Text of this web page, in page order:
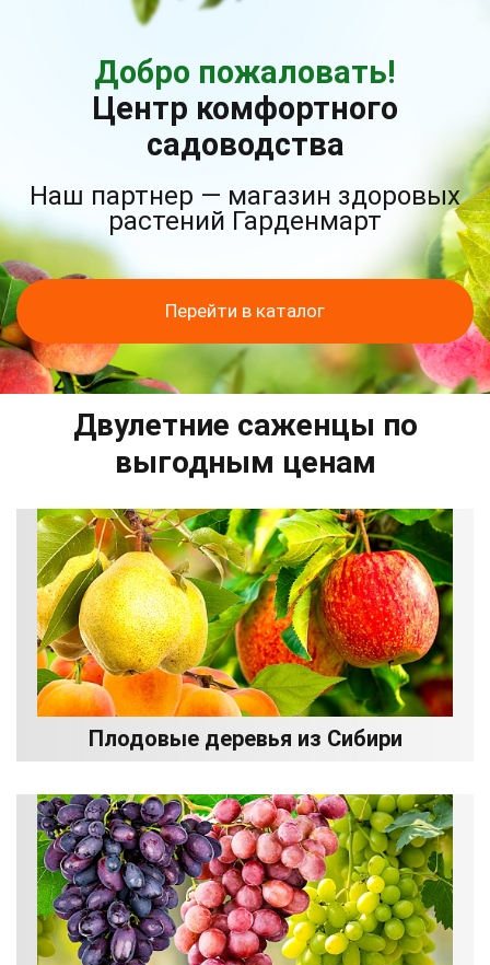
Добро пожаловать!
Центр комфортного
садоводства
Наш партнер — магазин здоровых
растений Гарденмарт
Перейти в каталог
Двулетние саженцы по
выгодным ценам
Плодовые деревья из Сибири